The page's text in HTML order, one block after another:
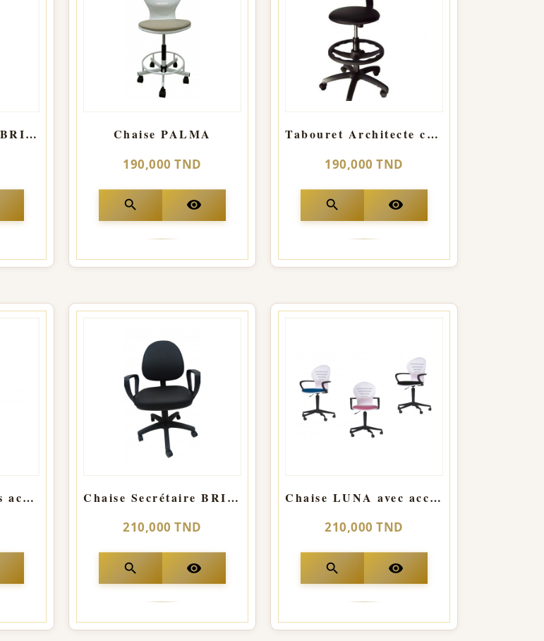
Chaise Secrétaire BRIO Haut Dossier SANS Accoudoirs
Chaise PALMA
190,000 TND
search visibility
Tabouret Architecte confort avec dos
190,000 TND
search visibility
Chaise LUNA Sans accoudoir
Chaise Secrétaire BRIO Haut Dossier Avec Accoudoirs
210,000 TND
search visibility
Chaise LUNA avec accoudoir
210,000 TND
search visibility